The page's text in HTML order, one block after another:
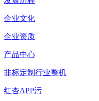
企业文化
企业资质
产品中心
非标定制行业整机
红杏APP污